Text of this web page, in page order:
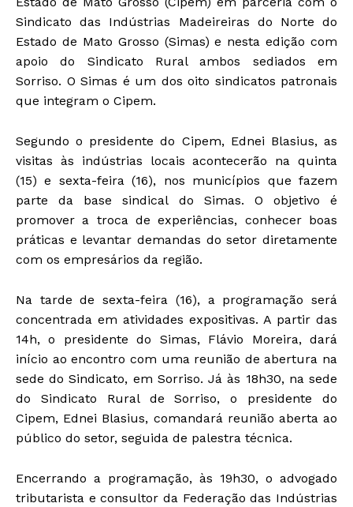
Sindicato das Indústrias Madeireiras do Norte do
Estado de Mato Grosso (Simas) e nesta edição com
apoio do Sindicato Rural ambos sediados em
Sorriso. O Simas é um dos oito sindicatos patronais
que integram o Cipem.
Segundo o presidente do Cipem, Ednei Blasius, as
visitas às indústrias locais acontecerão na quinta
(15) e sexta-feira (16), nos municípios que fazem
parte da base sindical do Simas. O objetivo é
promover a troca de experiências, conhecer boas
práticas e levantar demandas do setor diretamente
com os empresários da região.
Na tarde de sexta-feira (16), a programação será
concentrada em atividades expositivas. A partir das
14h, o presidente do Simas, Flávio Moreira, dará
início ao encontro com uma reunião de abertura na
sede do Sindicato, em Sorriso. Já às 18h30, na sede
do Sindicato Rural de Sorriso, o presidente do
Cipem, Ednei Blasius, comandará reunião aberta ao
público do setor, seguida de palestra técnica.
Encerrando a programação, às 19h30, o advogado
tributarista e consultor da Federação das Indústrias